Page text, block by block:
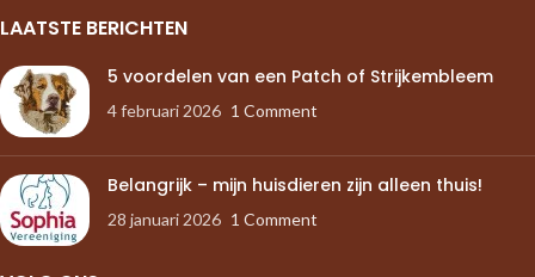
LAATSTE BERICHTEN
5 voordelen van een Patch of Strijkembleem
4 februari 2026 1 Comment
Belangrijk – mijn huisdieren zijn alleen thuis!
28 januari 2026 1 Comment